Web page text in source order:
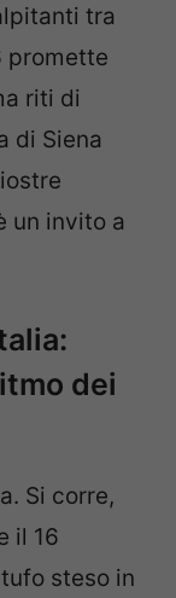
tra
promette
riti di
di Siena
un invito a
dei
Si corre,
il 16
tufo steso in